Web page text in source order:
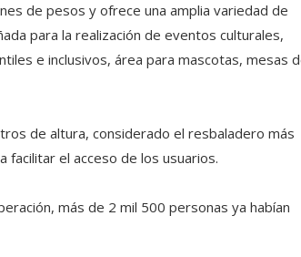
de pesos y ofrece una amplia variedad de
para la realización de eventos culturales,
e inclusivos, área para mascotas, mesas
de altura, considerado el resbaladero más
facilitar el acceso de los usuarios.
más de 2 mil 500 personas ya habían